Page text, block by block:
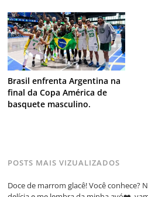
Brasil enfrenta Argentina na
final da Copa América de
basquete masculino.
POSTS MAIS VIZUALIZADOS
Doce de marrom glacê! Você conhece?